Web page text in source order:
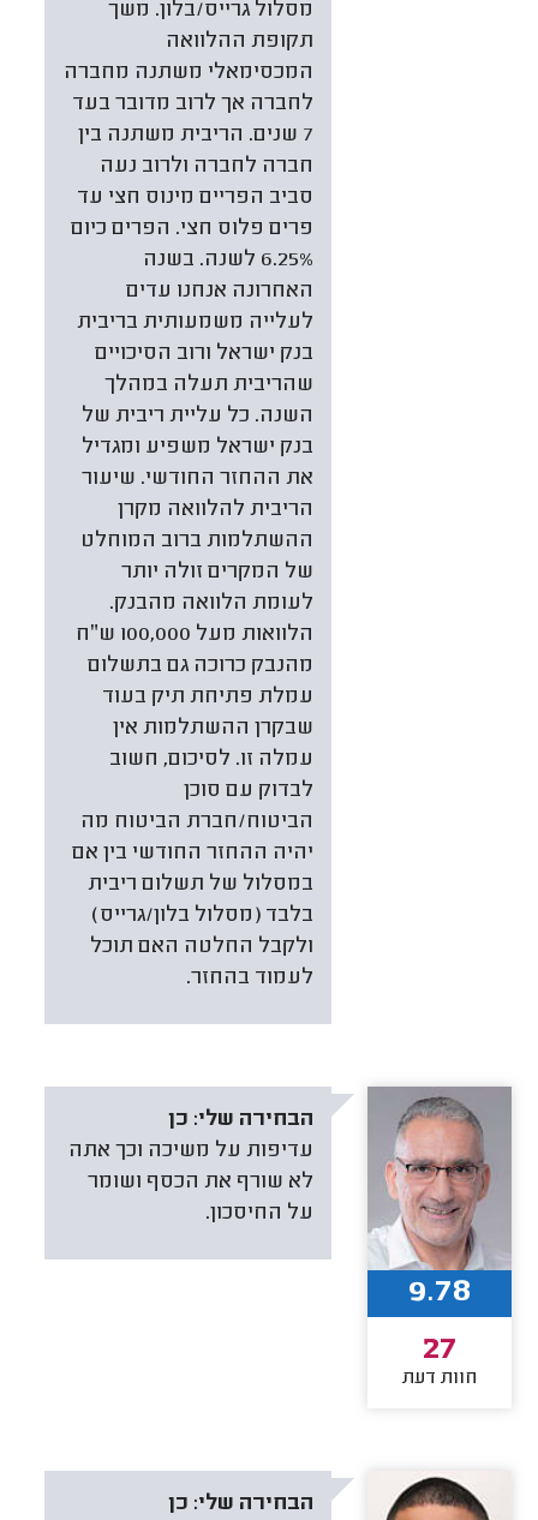
מסלול גרייס/בלון. משך
תקופת ההלוואה
המכסימאלי משתנה מחברה
לחברה אך לרוב מדובר בעד
7 שנים. הריבית משתנה בין
חברה לחברה ולרוב נעה
סביב הפריים מינוס חצי עד
פרים פלוס חצי. הפרים כיום
6.25% לשנה. בשנה
האחרונה אנחנו עדים
לעלייה משמעותית בריבית
בנק ישראל ורוב הסיכויים
שהריבית תעלה במהלך
השנה. כל עליית ריבית של
בנק ישראל משפיע ומגדיל
את ההחזר החודשי. שיעור
הריבית להלוואה מקרן
ההשתלמות ברוב המוחלט
של המקרים זולה יותר
לעומת הלוואה מהבנק.
הלוואות מעל 100,000 ש״ח
מהנבק כרוכה גם בתשלום
עמלת פתיחת תיק בעוד
שבקרן ההשתלמות אין
עמלה זו. לסיכום, חשוב
לבדוק עם סוכן
הביטוח/חברת הביטוח מה
יהיה ההחזר החודשי בין אם
במסלול של תשלום ריבית
בלבד (מסלול בלון/גרייס)
ולקבל החלטה האם תוכל
לעמוד בהחזר.
הבחירה שלי: כן
עדיפות על משיכה וכך אתה
לא שורף את הכסף ושומר
על החיסכון.
9.78
27
חוות דעת
הבחירה שלי: כן